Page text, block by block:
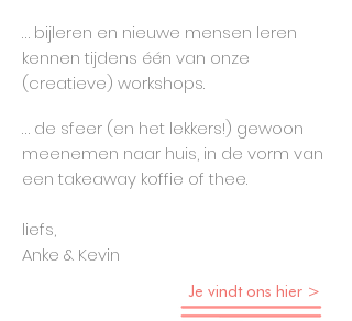
… bijleren en nieuwe mensen leren
kennen tijdens één van onze
(creatieve) workshops.
… de sfeer (en het lekkers!) gewoon
meenemen naar huis, in de vorm van
een takeaway koffie of thee.
liefs,
Anke & Kevin
Je vindt ons hier >